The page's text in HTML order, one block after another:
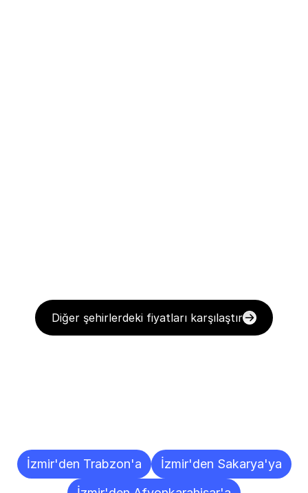
Diğer şehirlerdeki fiyatları karşılaştır
İzmir'den Trabzon'a
İzmir'den Sakarya'ya